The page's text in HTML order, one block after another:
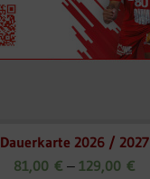
Dauerkarte 2026 / 2027
81,00 € – 129,00 €